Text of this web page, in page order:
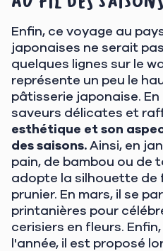
Enfin, ce voyage au
japonaises ne serait
quelques lignes sur le
représente un peu le
pâtisserie japonaise.
saveurs délicates et
esthétique et son
des saisons.Ainsi, en
pain, de bambou ou de
adopte la silhouette de
prunier. En mars, il se
printanières pour
cerisiers en fleurs.
l'année, il est proposé